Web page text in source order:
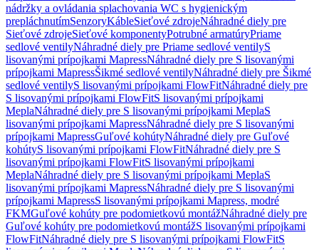
nádržky a ovládania splachovania WC s hygienickým
prepláchnutímSenzoryKábleSieťové zdrojeNáhradné diely pre
Sieťové zdrojeSieťové komponentyPotrubné armatúryPriame
sedlové ventilyNáhradné diely pre Priame sedlové ventilyS
lisovanými prípojkami MapressNáhradné diely pre S lisovanými
prípojkami MapressŠikmé sedlové ventilyNáhradné diely pre Šikmé
sedlové ventilyS lisovanými prípojkami FlowFitNáhradné diely pre
S lisovanými prípojkami FlowFitS lisovanými prípojkami
MeplaNáhradné diely pre S lisovanými prípojkami MeplaS
lisovanými prípojkami MapressNáhradné diely pre S lisovanými
prípojkami MapressGuľové kohútyNáhradné diely pre Guľové
kohútyS lisovanými prípojkami FlowFitNáhradné diely pre S
lisovanými prípojkami FlowFitS lisovanými prípojkami
MeplaNáhradné diely pre S lisovanými prípojkami MeplaS
lisovanými prípojkami MapressNáhradné diely pre S lisovanými
prípojkami MapressS lisovanými prípojkami Mapress, modré
FKMGuľové kohúty pre podomietkovú montážNáhradné diely pre
Guľové kohúty pre podomietkovú montážS lisovanými prípojkami
FlowFitNáhradné diely pre S lisovanými prípojkami FlowFitS